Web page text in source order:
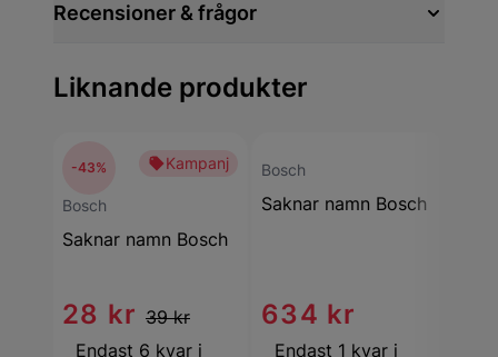
Recensioner & frågor
Liknande produkter
Kampanj
Bosch
Saknar namn Bosch
-43%
28 kr 39 kr
Endast 6 kvar i
Bosch
Saknar namn Bosch
634 kr
Endast 1 kvar i